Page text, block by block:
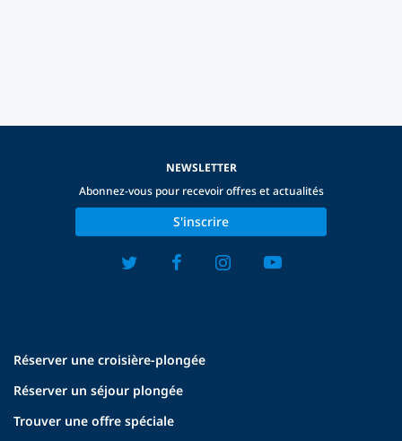
Réserver une croisière-plongée
Réserver un séjour plongée
Trouver une offre spéciale
NEWSLETTER
Abonnez-vous pour recevoir offres et actualités
S'inscrire